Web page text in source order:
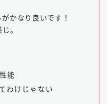
かなり良いです！
。
能
わけじゃない